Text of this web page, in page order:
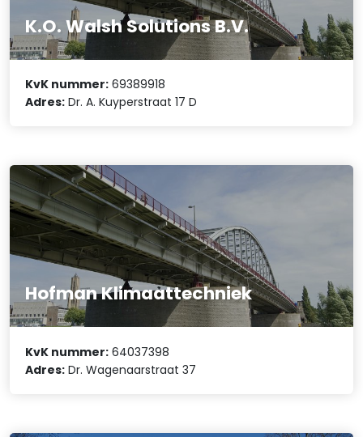
K.O. Walsh Solutions B.V.
KvK nummer: 69389918
Adres: Dr. A. Kuyperstraat 17 D
Hofman Klimaattechniek
KvK nummer: 64037398
Adres: Dr. Wagenaarstraat 37